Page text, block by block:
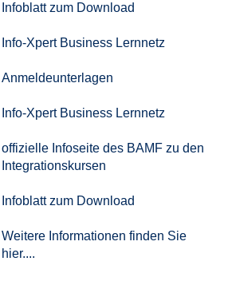
Infoblatt zum Download
Info-Xpert Business Lernnetz
Anmeldeunterlagen
Info-Xpert Business Lernnetz
offizielle Infoseite des BAMF zu den
Integrationskursen
Infoblatt zum Download
Weitere Informationen finden Sie
hier....